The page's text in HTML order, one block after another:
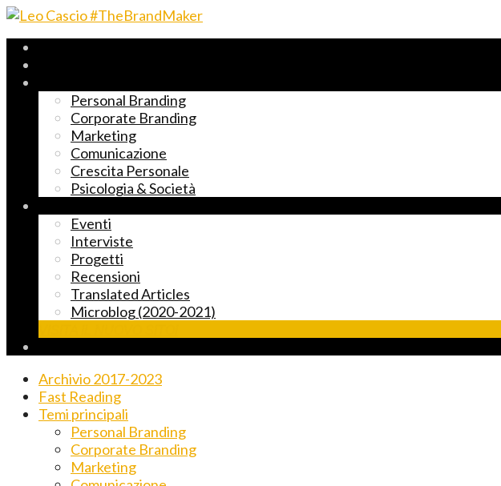
Personal Branding
Corporate Branding
Marketing
Comunicazione
Crescita Personale
Psicologia & Società
Eventi
Interviste
Progetti
Recensioni
Translated Articles
Microblog (2020-2021)
Archivio 2017-2023
Fast Reading
Temi principali
Personal Branding
Corporate Branding
Marketing